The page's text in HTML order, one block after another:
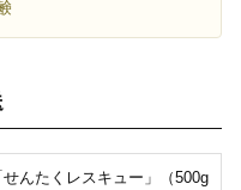
んたくレスキュー」（500g